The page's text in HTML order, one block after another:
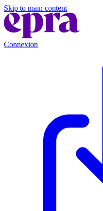
Skip to main content
Connexion